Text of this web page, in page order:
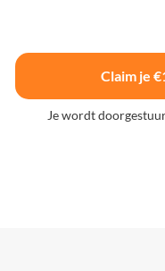
Claim je
Je wordt